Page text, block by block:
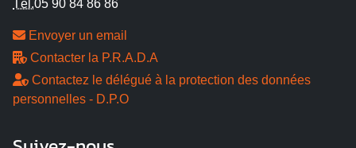
Tél.05 90 84 86 86
Envoyer un email
Contacter la P.R.A.D.A
Contactez le délégué à la protection des données
personnelles - D.P.O